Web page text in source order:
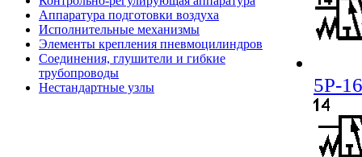
Аппаратура подготовки воздуха
Исполнительные механизмы
Элементы крепления пневмоцилиндров
Соединения, глушители и гибкие
трубопроводы
Нестандартные узлы
5Р-